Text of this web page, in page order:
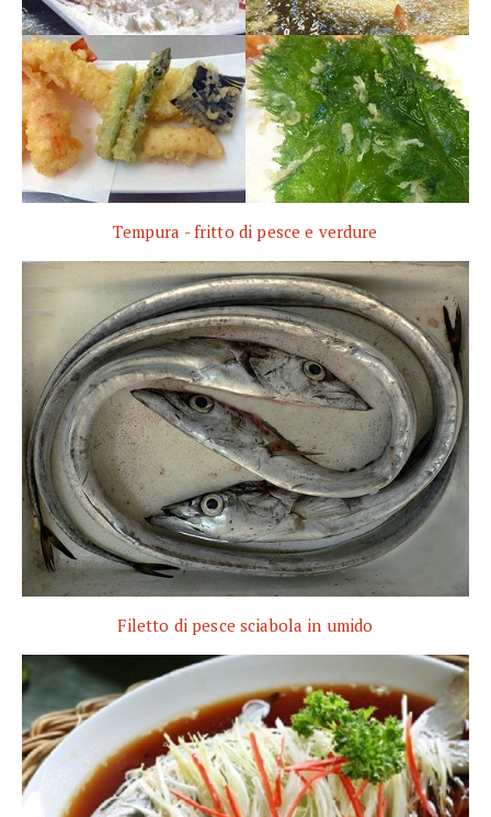
Tempura - fritto di pesce e verdure
Filetto di pesce sciabola in umido